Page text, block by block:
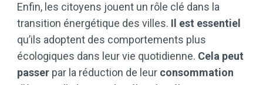
Enfin, les citoyens jouent un rôle clé dans la
transition énergétique des villes. Il est essentiel
qu’ils adoptent des comportements plus
écologiques dans leur vie quotidienne. Cela peut
passer par la réduction de leur consommation